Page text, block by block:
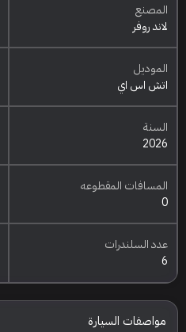
المصنع
لاند روفر
الموديل
اتش اس اي
السنة
2026
المسافات المقطوعه
0
عدد السلندرات
6
مواصفات السيارة